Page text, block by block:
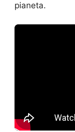
pianeta.